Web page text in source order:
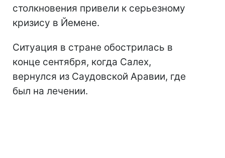
столкновения привели к серьезному
кризису в Йемене.
Ситуация в стране обострилась в
конце сентября, когда Салех,
вернулся из Саудовской Аравии, где
был на лечении.